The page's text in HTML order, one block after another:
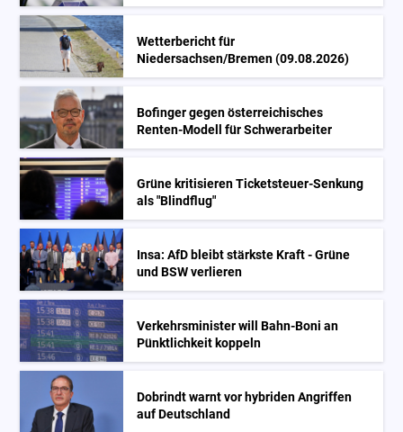
Wetterbericht für
Niedersachsen/Bremen (09.08.2026)
Bofinger gegen österreichisches
Renten-Modell für Schwerarbeiter
Grüne kritisieren Ticketsteuer-Senkung
als "Blindflug"
Insa: AfD bleibt stärkste Kraft - Grüne
und BSW verlieren
Verkehrsminister will Bahn-Boni an
Pünktlichkeit koppeln
Dobrindt warnt vor hybriden Angriffen
auf Deutschland